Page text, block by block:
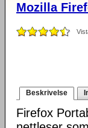
Mozilla
Beskrivelse
Firefox